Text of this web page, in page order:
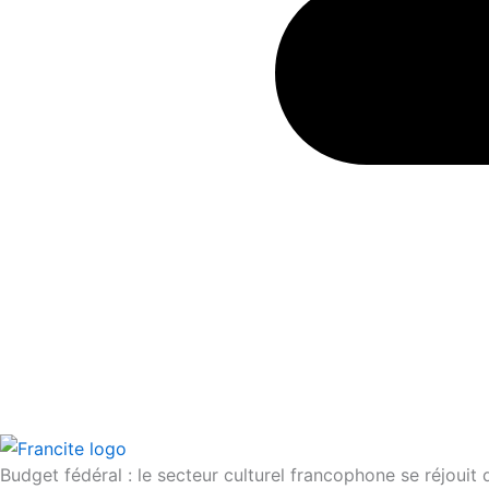
Budget fédéral : le secteur culturel francophone se